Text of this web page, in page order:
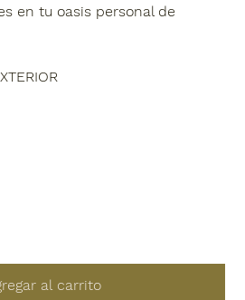
en tu oasis personal de
al carrito